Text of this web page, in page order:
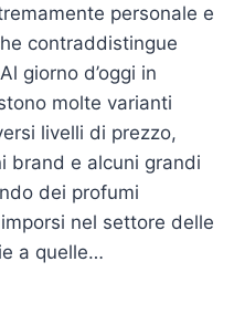
personale e
contraddistingue
giorno d’oggi in
molte varianti
livelli di prezzo,
brand e alcuni grandi
dei profumi
nel settore delle
a quelle…